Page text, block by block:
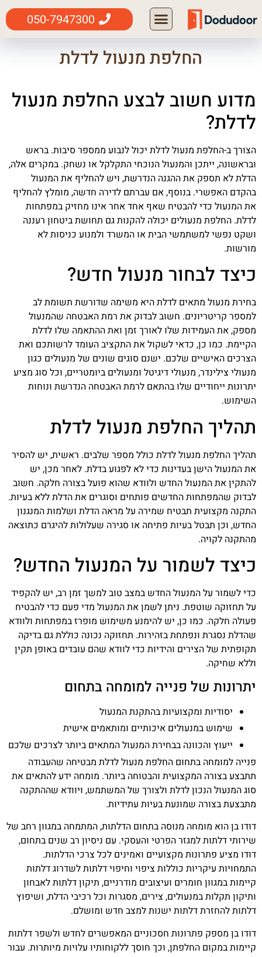
050-7947300
החלפת מנעול לדלת
מדוע חשוב לבצע החלפת מנעול
לדלת?
הצורך ב-החלפת מנעול לדלת יכול לנבוע ממספר סיבות. בראש
ובראשונה, ייתכן והמנעול הנוכחי התקלקל או נשחק. במקרים אלה,
הדלת לא תספק את ההגנה הנדרשת, ויש להחליף את המנעול
בהקדם האפשרי. בנוסף, אם עברתם לדירה חדשה, מומלץ להחליף
את המנעול כדי להבטיח שאף אחד אחר אינו מחזיק במפתחות
לדלת. החלפת מנעולים יכולה להקנות גם תחושת ביטחון רעננה
ושקט נפשי למשתמשי הבית או המשרד ולמנוע כניסות לא
מורשות.
כיצד לבחור מנעול חדש?
בחירת מנעול מתאים לדלת היא משימה שדורשת תשומת לב
למספר קריטריונים. חשוב לבדוק את רמת האבטחה שהמנעול
מספק, את העמידות שלו לאורך זמן ואת ההתאמה שלו לדלת
הקיימת. כמו כן, כדאי לשקול את התקציב העומד לרשותכם ואת
הצרכים האישיים שלכם. ישנם סוגים שונים של מנעולים כגון
מנעולי צילינדר, מנעולי דיגיטל ומנעולים ביומטריים, וכל סוג מציע
יתרונות ייחודיים שלו בהתאם לרמת האבטחה הנדרשת ונוחות
השימוש.
תהליך החלפת מנעול לדלת
תהליך החלפת מנעול לדלת כולל מספר שלבים. ראשית, יש להסיר
את המנעול הישן בעדינות כדי לא לפגוע בדלת. לאחר מכן, יש
להתקין את המנעול החדש ולוודא שהוא פועל בצורה חלקה. חשוב
לבדוק שהמפתחות החדשים פותחים וסוגרים את הדלת ללא בעיות.
התקנה מקצועית תבטיח שמירה על מראה הדלת ושלמות המנגנון
החדש, וכן תבטל בעיות פתיחה או סגירה שעלולות להיגרם כתוצאה
מהתקנה לקויה.
כיצד לשמור על המנעול החדש?
כדי לשמור על המנעול החדש במצב טוב למשך זמן רב, יש להקפיד
על תחזוקה שוטפת. ניתן לשמן את המנעול מדי פעם כדי להבטיח
פעולה חלקה. כמו כן, יש להימנע משימוש מופרז במפתחות ולוודא
שהדלת נסגרת ונפתחת בזהירות. תחזוקה נכונה כוללת גם בדיקה
תקופתית של הצירים והידיות כדי לוודא שהם עובדים באופן תקין
וללא שחיקה.
יתרונות של פנייה למומחה בתחום
יסודיות ומקצועיות בהתקנת המנעול
שימוש במנעולים איכותיים ומותאמים אישית
ייעוץ והכוונה בבחירת המנעול המתאים ביותר לצרכים שלכם
פנייה למומחה בתחום החלפת מנעול לדלת מבטיחה שהעבודה
תתבצע בצורה המקצועית והבטוחה ביותר. מומחה ידע להתאים את
סוג המנעול הנכון לדלת ולצורך של המשתמש, ויוודא שההתקנה
מתבצעת בצורה שמונעת בעיות עתידיות.
דודו בן הוא מומחה מנוסה בתחום הדלתות, המתמחה במגוון רחב של
שירותי דלתות למגזר הפרטי והעסקי. עם ניסיון רב שנים בתחום,
דודו מציע פתרונות מקצועיים ואמינים לכל צרכי הדלתות.
התמחויות עיקריות כוללות ציפוי וחיפוי דלתות לשדרוג דלתות
קיימות במגוון חומרים ועיצובים מודרניים, תיקון דלתות לאבחון
ותיקון תקלות במנעולים, צירים, מסגרות וכל רכיבי הדלת, ושיפוץ
דלתות להחזרת דלתות ישנות למצב חדש ומושלם.
דודו בן מספק פתרונות חסכוניים המאפשרים לחדש ולשפר דלתות
קיימות במקום החלפתן, וכך חוסך ללקוחותיו עלויות מיותרות. עבור